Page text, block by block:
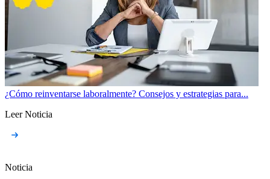
¿Cómo reinventarse laboralmente? Consejos y estrategias para...
Leer Noticia
Noticia